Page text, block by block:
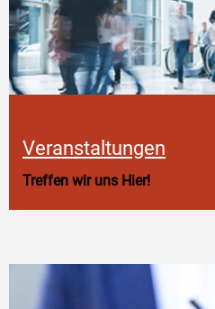
Veranstaltungen
Treffen wir uns Hier!